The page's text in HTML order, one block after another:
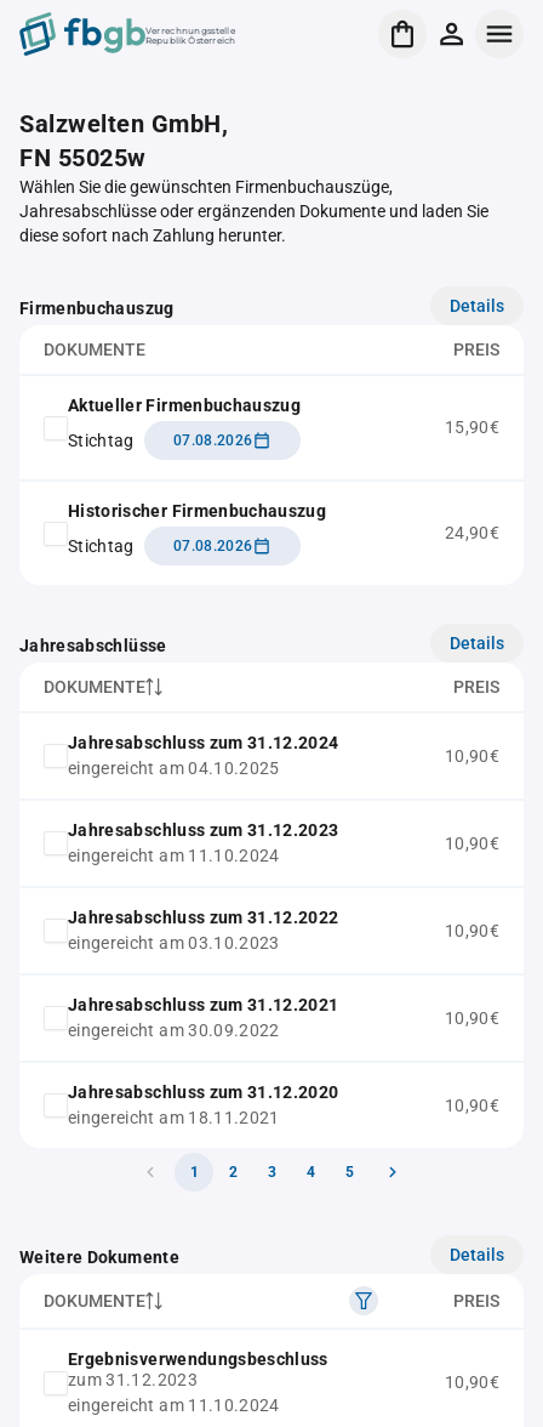
Verrechnungsstelle
Republik Österreich
Salzwelten GmbH,
FN 55025w
Wählen Sie die gewünschten Firmenbuchauszüge,
Jahresabschlüsse oder ergänzenden Dokumente und laden Sie
diese sofort nach Zahlung herunter.
Firmenbuchauszug Details
DOKUMENTE PREIS
Aktueller Firmenbuchauszug
Stichtag
07.08.2026
15,90€
Historischer Firmenbuchauszug
Stichtag
07.08.2026
24,90€
Jahresabschlüsse Details
DOKUMENTE PREIS
Jahresabschluss zum 31.12.2024
eingereicht am 04.10.2025
10,90€
Jahresabschluss zum 31.12.2023
eingereicht am 11.10.2024
10,90€
Jahresabschluss zum 31.12.2022
eingereicht am 03.10.2023
10,90€
Jahresabschluss zum 31.12.2021
eingereicht am 30.09.2022
10,90€
Jahresabschluss zum 31.12.2020
eingereicht am 18.11.2021
10,90€
1 2 3 4 5
Weitere Dokumente Details
DOKUMENTE PREIS
Ergebnisverwendungsbeschluss
zum 31.12.2023
eingereicht am 11.10.2024
10,90€